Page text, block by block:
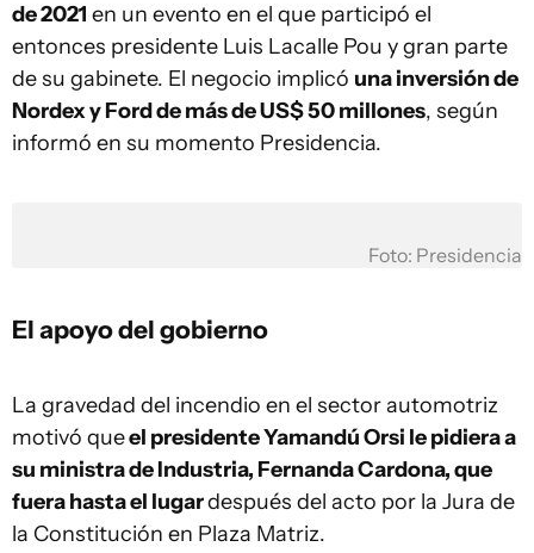
de 2021 en un evento en el que participó el
entonces presidente Luis Lacalle Pou y gran parte
de su gabinete. El negocio implicó una inversión de
Nordex y Ford de más de US$ 50 millones, según
informó en su momento Presidencia.
Foto: Presidencia
El apoyo del gobierno
La gravedad del incendio en el sector automotriz
motivó queel presidente Yamandú Orsi le pidiera a
su ministra de Industria, Fernanda Cardona, que
fuera hasta el lugardespués del acto por la Jura de
la Constitución en Plaza Matriz.